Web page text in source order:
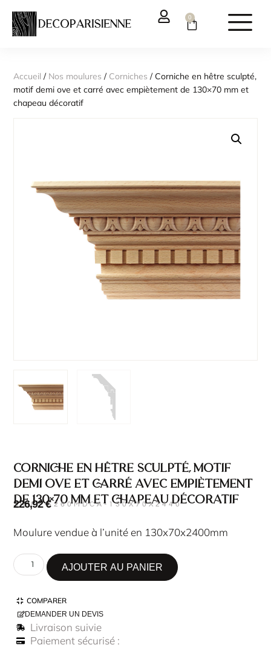
0
Accueil / Nos moulures / Corniches / Corniche en hêtre sculpté,
motif demi ove et carré avec empiètement de 130×70 mm et
chapeau décoratif
Corniche en hêtre sculpté, motif
demi ove et carré avec empiètement
de 130×70 mm et chapeau décoratif
SKU : 5260MDCA-130X70X2440
226,92€
Moulure vendue à l’unité en 130x70x2400mm
AJOUTER AU PANIER
COMPARER
DEMANDER UN DEVIS
Livraison suivie
Paiement sécurisé :